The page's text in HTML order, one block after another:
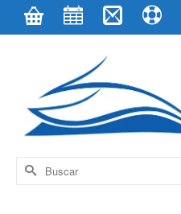
contenido
Buscar
por: